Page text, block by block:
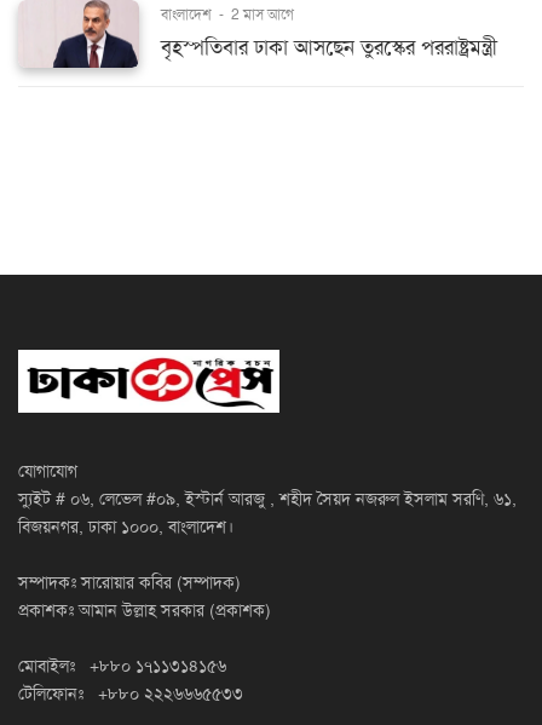
বাংলাদেশ - 2 মাস আগে
বৃহস্পতিবার ঢাকা আসছেন তুরস্কের পররাষ্ট্রমন্ত্রী
যোগাযোগ
স্যুইট # ০৬, লেভেল #০৯, ইস্টার্ন আরজু , শহীদ সৈয়দ নজরুল ইসলাম সরণি, ৬১,
বিজয়নগর, ঢাকা ১০০০, বাংলাদেশ।
সম্পাদকঃ সারোয়ার কবির (সম্পাদক)
প্রকাশকঃ আমান উল্লাহ সরকার (প্রকাশক)
মোবাইলঃ +৮৮০ ১৭১১৩১৪১৫৬
টেলিফোনঃ +৮৮০ ২২২৬৬৬৫৫৩৩